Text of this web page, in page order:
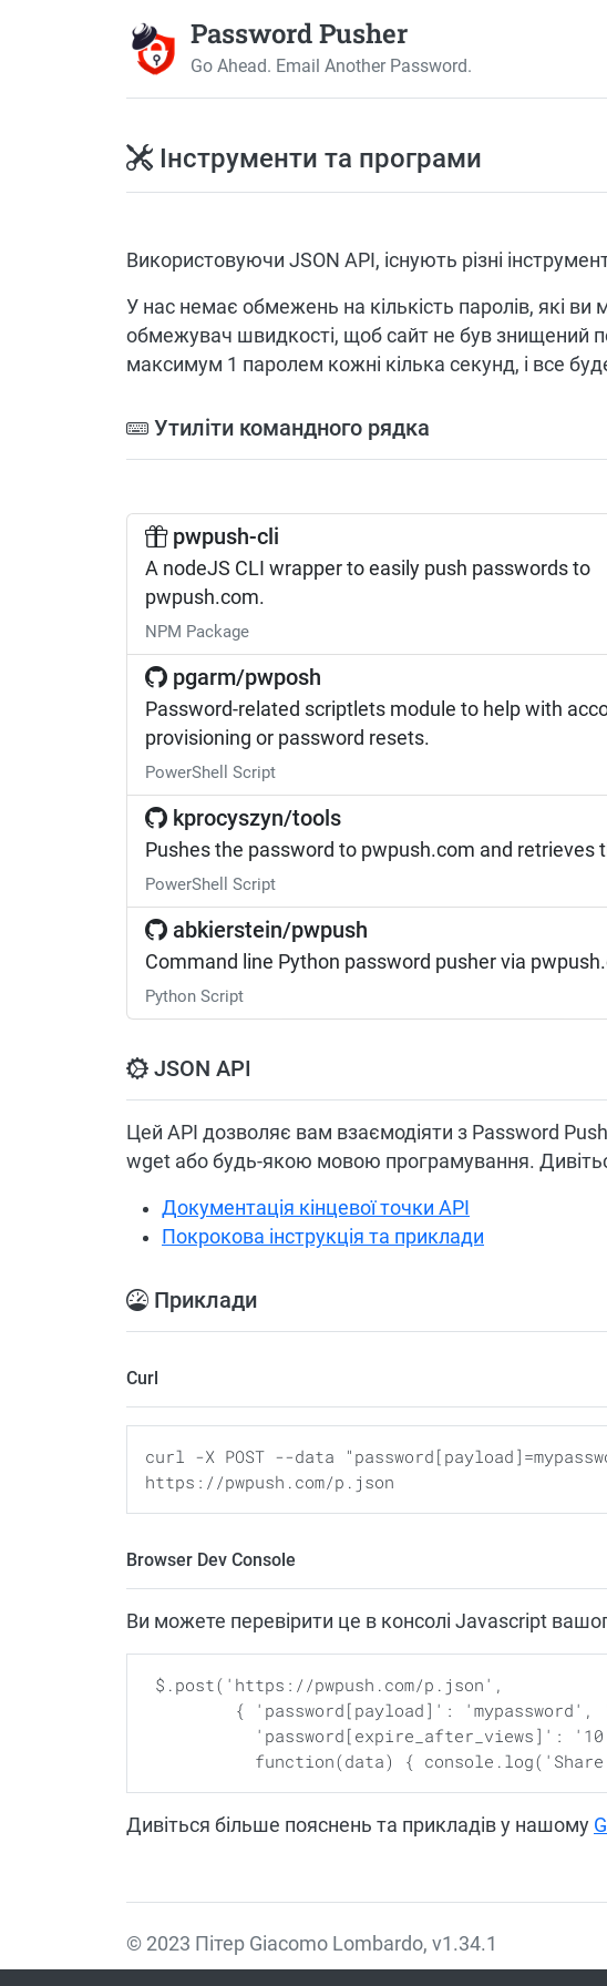
Password Pusher
Go Ahead. Email Another Password.
Інструменти та програми
Використовуючи JSON API, існують різні
У нас немає обмежень на кількість паролів, які
обмежувач швидкості, щоб сайт не був знищений
максимум 1 паролем кожні кілька секунд, і все
Утиліти командного рядка
pwpush-cli
A nodeJS CLI wrapper to easily push passwords to
pwpush.com.
NPM Package
pgarm/pwposh
Password-related scriptlets module to help with
provisioning or password resets.
PowerShell Script
kprocyszyn/tools
Pushes the password to pwpush.com and retrieves
PowerShell Script
abkierstein/pwpush
Command line Python password pusher via
Python Script
JSON API
Цей API дозволяє вам взаємодіяти з Password
wget або будь-якою мовою програмування.
Документація кінцевої точки API
Покрокова інструкція та приклади
Приклади
Curl
curl -X POST --data
Browser Dev Console
Ви можете перевірити це в консолі Javascript
Дивіться більше пояснень та прикладів у нашому
© 2023 Пітер Giacomo Lombardo, v1.34.1